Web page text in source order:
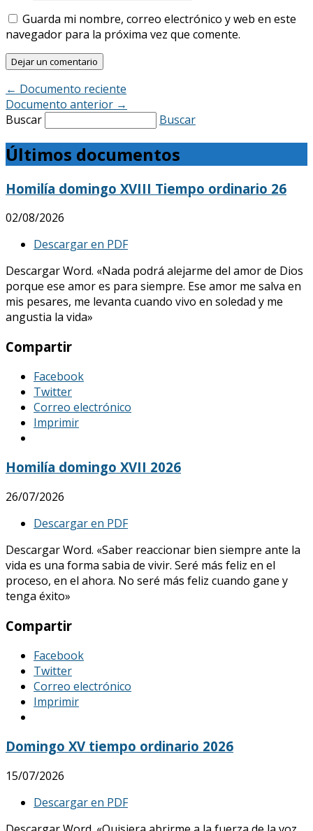
Guarda mi nombre, correo electrónico y web en este
navegador para la próxima vez que comente.
← Documento reciente
Documento anterior →
Buscar
Buscar
Últimos documentos
Homilía domingo XVIII Tiempo ordinario 26
02/08/2026
Descargar en PDF
Descargar Word. «Nada podrá alejarme del amor de Dios
porque ese amor es para siempre. Ese amor me salva en
mis pesares, me levanta cuando vivo en soledad y me
angustia la vida»
Compartir
Facebook
Twitter
Correo electrónico
Imprimir
Homilía domingo XVII 2026
26/07/2026
Descargar en PDF
Descargar Word. «Saber reaccionar bien siempre ante la
vida es una forma sabia de vivir. Seré más feliz en el
proceso, en el ahora. No seré más feliz cuando gane y
tenga éxito»
Compartir
Facebook
Twitter
Correo electrónico
Imprimir
Domingo XV tiempo ordinario 2026
15/07/2026
Descargar en PDF